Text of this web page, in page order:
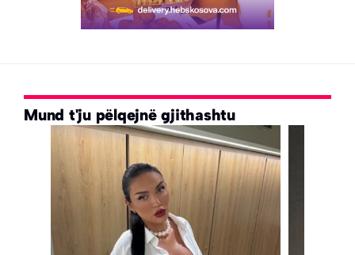
Mund t'ju pëlqejnë gjithashtu